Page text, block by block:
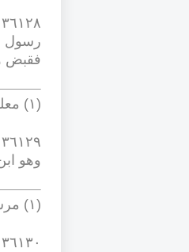
٣٦١٢٨
رسول
فقبض
(١) معلول، أخرجه مسلم (٢٣٥٣)
٣٦١٢٩
وهو
(١) مرسل؛ الحسن تابعي
٣٦١٣٠